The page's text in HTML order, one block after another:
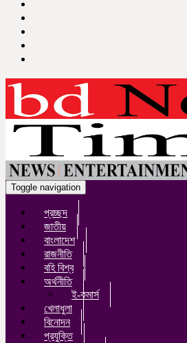
Toggle navigation
প্রচ্ছদ
জাতীয়
বাংলাদেশ
রাজনীতি
বহি বিশ্ব
অর্থনীতি
ই-কমার্স
খেলাধুলা
বিনোদন
প্রযুক্তি